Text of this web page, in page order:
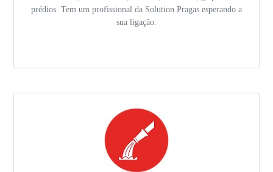
prédios. Tem um profissional da Solution Pragas esperando a
sua ligação.